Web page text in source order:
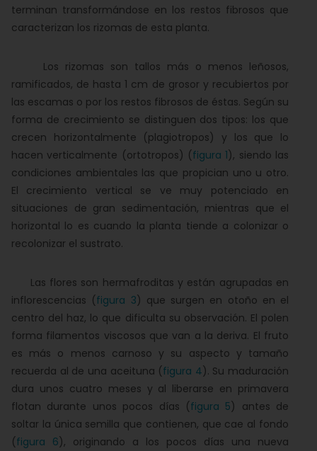
terminan transformándose en los restos fibrosos que
caracterizan los rizomas de esta planta.
Los rizomas son tallos más o menos leñosos,
ramificados, de hasta 1 cm de grosor y recubiertos por
las escamas o por los restos fibrosos de éstas. Según su
forma de crecimiento se distinguen dos tipos: los que
crecen horizontalmente (plagiotropos) y los que lo
hacen verticalmente (ortotropos) (figura 1), siendo las
condiciones ambientales las que propician uno u otro.
El crecimiento vertical se ve muy potenciado en
situaciones de gran sedimentación, mientras que el
horizontal lo es cuando la planta tiende a colonizar o
recolonizar el sustrato.
Las flores son hermafroditas y están agrupadas en
inflorescencias (figura 3) que surgen en otoño en el
centro del haz, lo que dificulta su observación. El polen
forma filamentos viscosos que van a la deriva. El fruto
es más o menos carnoso y su aspecto y tamaño
recuerda al de una aceituna (figura 4). Su maduración
dura unos cuatro meses y al liberarse en primavera
flotan durante unos pocos días (figura 5) antes de
soltar la única semilla que contienen, que cae al fondo
(figura 6), originando a los pocos días una nueva